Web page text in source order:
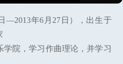
—2013年6月27日），出生于
学院，学习作曲理论，并学习